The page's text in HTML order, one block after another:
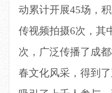
动累计开展45场，
传视频拍摄6次，其
次，广泛传播了成
春文化风采，得到